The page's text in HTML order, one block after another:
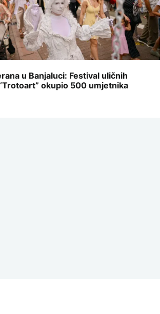
u Banjaluci: Festival uličnih
okupio 500 umjetnika